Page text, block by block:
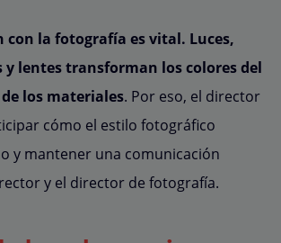
con la fotografía es vital. Luces,
lentes transforman los colores del
los materiales. Por eso, el director
cómo el estilo fotográfico
y mantener una comunicación
y el director de fotografía.